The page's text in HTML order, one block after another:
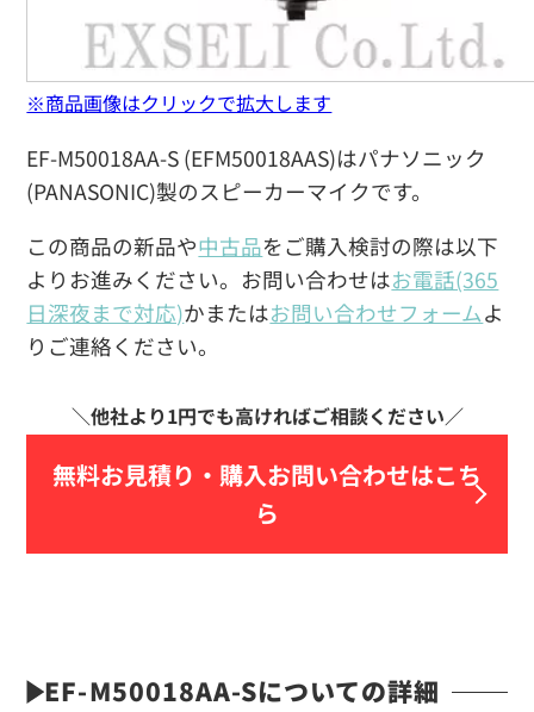
EF-M50018AA-S (EFM50018AAS)はパナソニック
(PANASONIC)製のスピーカーマイクです。
この商品の新品や中古品をご購入検討の際は以下
よりお進みください。お問い合わせはお電話(365
日深夜まで対応)かまたはお問い合わせフォームよ
りご連絡ください。
無料お見積り・ 購入お問い合わせはこち
ら
※商品画像はクリックで拡大します
EF-M50018AA-Sについての詳細